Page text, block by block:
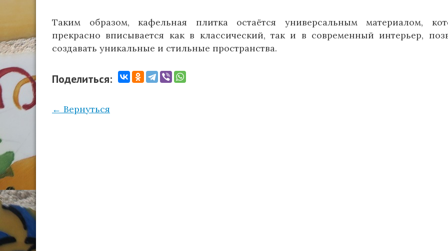
Таким образом, кафельная плитка остаётся универсальным материалом,
прекрасно вписывается как в классический, так и в современный интерьер,
создавать уникальные и стильные пространства.
Поделиться:
← Вернуться